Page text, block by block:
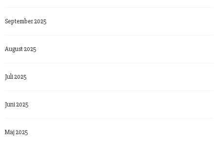
September 2025
August 2025
Juli 2025
Juni 2025
Maj 2025